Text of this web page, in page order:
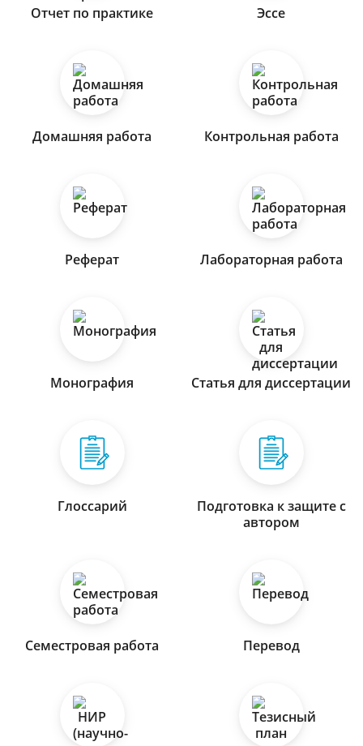
Отчет по практике Эссе
Домашняя работа Контрольная работа
Реферат Лабораторная работа
Монография Статья для диссертации
Глоссарий
Подготовка к защите с
автором
Семестровая работа Перевод